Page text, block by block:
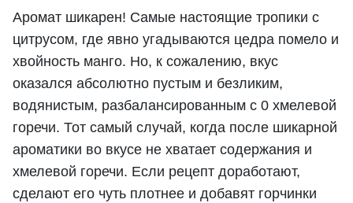
Аромат шикарен! Самые настоящие тропики с
цитрусом, где явно угадываются цедра помело и
хвойность манго. Но, к сожалению, вкус
оказался абсолютно пустым и безликим,
водянистым, разбалансированным с 0 хмелевой
горечи. Тот самый случай, когда после шикарной
ароматики во вкусе не хватает содержания и
хмелевой горечи. Если рецепт доработают,
сделают его чуть плотнее и добавят горчинки